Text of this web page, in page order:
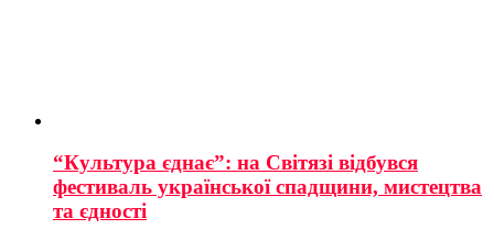
“Культура єднає”: на Світязі відбувся
фестиваль української спадщини, мистецтва
та єдності